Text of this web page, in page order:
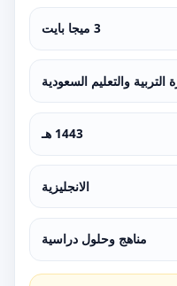
3 ميجا بايت
التربية والتعليم السعودية
1443 هـ
الانجليزية
مناهج وحلول دراسية